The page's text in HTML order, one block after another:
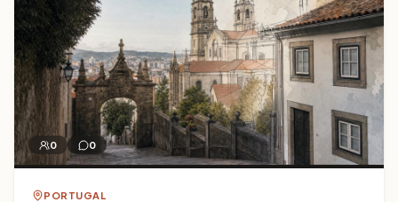
0 0
PORTUGAL